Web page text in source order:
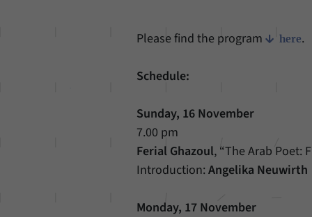
Please find the program here.
Schedule:
Sunday, 16 November
7.00 pm
Ferial Ghazoul, “The Arab Poet:
Introduction:Angelika Neuwirth
Monday, 17 November